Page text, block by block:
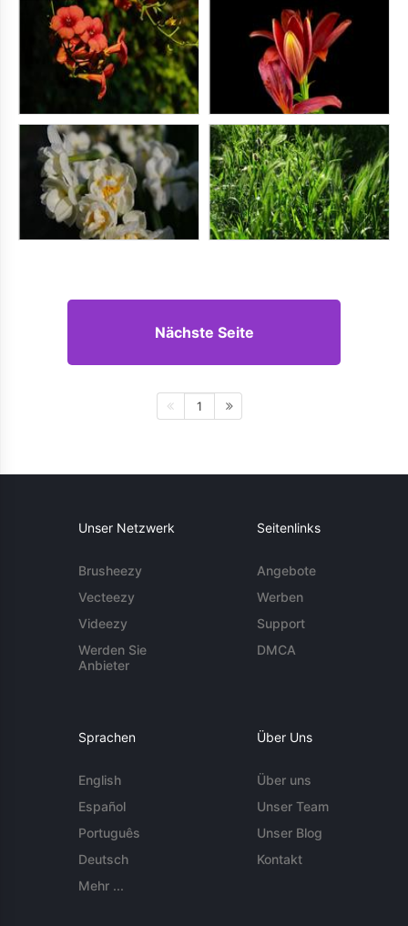
Nächste Seite
1
Unser Netzwerk
Brusheezy
Vecteezy
Videezy
Werden Sie
Anbieter
Seitenlinks
Angebote
Werben
Support
DMCA
Sprachen
English
Español
Português
Deutsch
Mehr ...
Über Uns
Über uns
Unser Team
Unser Blog
Kontakt